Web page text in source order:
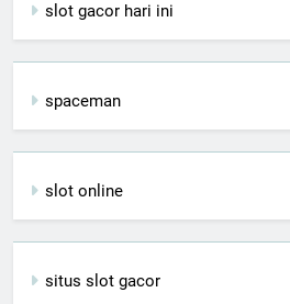
slot gacor hari ini
spaceman
slot online
situs slot gacor